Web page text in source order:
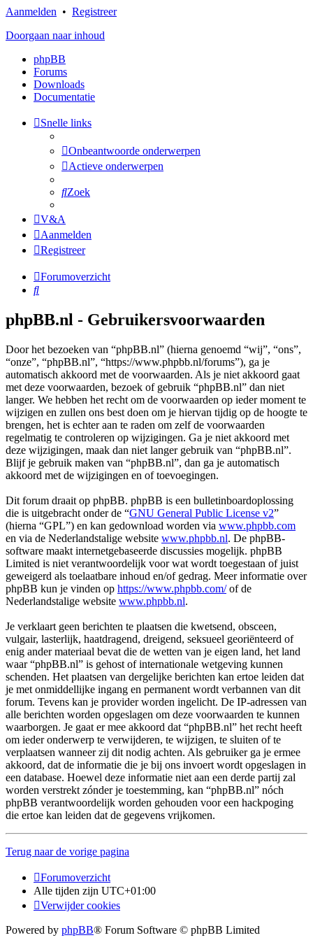
Aanmelden • Registreer
Doorgaan naar inhoud
phpBB
Forums
Downloads
Documentatie
Snelle links
Onbeantwoorde onderwerpen
Actieve onderwerpen
Zoek
V&A
Aanmelden
Registreer
Forumoverzicht
Zoek
phpBB.nl - Gebruikersvoorwaarden
Door het bezoeken van “phpBB.nl” (hierna genoemd “wij”, “ons”,
“onze”, “phpBB.nl”, “https://www.phpbb.nl/forums”), ga je
automatisch akkoord met de voorwaarden. Als je niet akkoord gaat
met deze voorwaarden, bezoek of gebruik “phpBB.nl” dan niet
langer. We hebben het recht om de voorwaarden op ieder moment te
wijzigen en zullen ons best doen om je hiervan tijdig op de hoogte te
brengen, het is echter aan te raden om zelf de voorwaarden
regelmatig te controleren op wijzigingen. Ga je niet akkoord met
deze wijzigingen, maak dan niet langer gebruik van “phpBB.nl”.
Blijf je gebruik maken van “phpBB.nl”, dan ga je automatisch
akkoord met de wijzigingen en of toevoegingen.
Dit forum draait op phpBB. phpBB is een bulletinboardoplossing
die is uitgebracht onder de “GNU General Public License v2”
(hierna “GPL”) en kan gedownload worden via www.phpbb.com
en via de Nederlandstalige website www.phpbb.nl. De phpBB-
software maakt internetgebaseerde discussies mogelijk. phpBB
Limited is niet verantwoordelijk voor wat wordt toegestaan of juist
geweigerd als toelaatbare inhoud en/of gedrag. Meer informatie over
phpBB kun je vinden op https://www.phpbb.com/of de
Nederlandstalige website www.phpbb.nl.
Je verklaart geen berichten te plaatsen die kwetsend, obsceen,
vulgair, lasterlijk, haatdragend, dreigend, seksueel georiënteerd of
enig ander materiaal bevat die de wetten van je eigen land, het land
waar “phpBB.nl” is gehost of internationale wetgeving kunnen
schenden. Het plaatsen van dergelijke berichten kan ertoe leiden dat
je met onmiddellijke ingang en permanent wordt verbannen van dit
forum. Tevens kan je provider worden ingelicht. De IP-adressen van
alle berichten worden opgeslagen om deze voorwaarden te kunnen
waarborgen. Je gaat er mee akkoord dat “phpBB.nl” het recht heeft
om ieder onderwerp te verwijderen, te wijzigen, te sluiten of te
verplaatsen wanneer zij dit nodig achten. Als gebruiker ga je ermee
akkoord, dat de informatie die je bij ons invoert wordt opgeslagen in
een database. Hoewel deze informatie niet aan een derde partij zal
worden verstrekt zónder je toestemming, kan “phpBB.nl” nóch
phpBB verantwoordelijk worden gehouden voor een hackpoging
die ertoe kan leiden dat de gegevens vrijkomen.
Terug naar de vorige pagina
Forumoverzicht
Alle tijden zijn UTC+01:00
Verwijder cookies
Powered by phpBB® Forum Software © phpBB Limited